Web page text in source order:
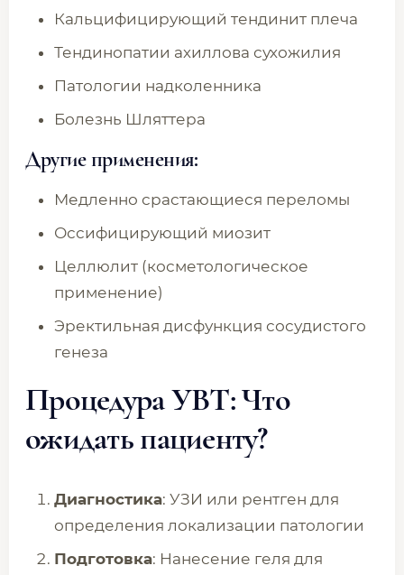
Кальцифицирующий тендинит плеча
Тендинопатии ахиллова сухожилия
Патологии надколенника
Болезнь Шляттера
Другие применения:
Медленно срастающиеся переломы
Оссифицирующий миозит
Целлюлит (косметологическое
применение)
Эректильная дисфункция сосудистого
генеза
Процедура УВТ: Что
ожидать пациенту?
Диагностика: УЗИ или рентген для
определения локализации патологии
Подготовка: Нанесение геля для